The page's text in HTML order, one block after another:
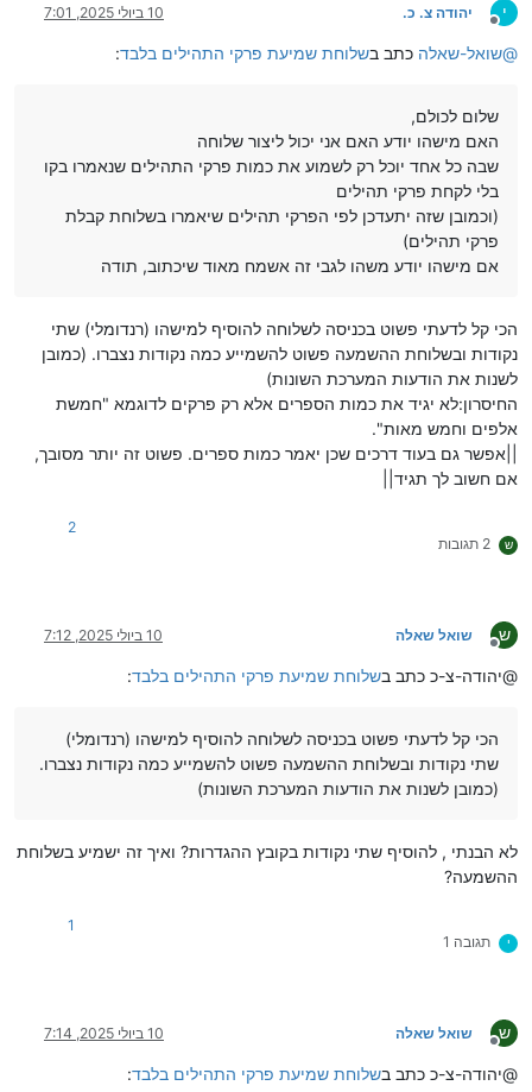
י
מנותק
יהודה צ. כ. 10 ביולי 2025, 7:01
@שואל-שאלה כתב בשלוחת שמיעת פרקי התהילים בלבד:
שלום לכולם,
האם מישהו יודע האם אני יכול ליצור שלוחה
שבה כל אחד יוכל רק לשמוע את כמות פרקי התהילים שנאמרו בקו
בלי לקחת פרקי תהילים
(וכמובן שזה יתעדכן לפי הפרקי תהילים שיאמרו בשלוחת קבלת
פרקי תהילים)
אם מישהו יודע משהו לגבי זה אשמח מאוד שיכתוב, תודה
הכי קל לדעתי פשוט בכניסה לשלוחה להוסיף למישהו (רנדומלי) שתי
נקודות ובשלוחת ההשמעה פשוט להשמייע כמה נקודות נצברו. (כמובן
לשנות את הודעות המערכת השונות)
החיסרון:לא יגיד את כמות הספרים אלא רק פרקים לדוגמא "חמשת
אלפים וחמש מאות".
||אפשר גם בעוד דרכים שכן יאמר כמות ספרים. פשוט זה יותר מסובך,
אם חשוב לך תגיד||
ש 2 תגובות
2
ש
מנותק
שואל שאלה 10 ביולי 2025, 7:12
@יהודה-צ-כ כתב בשלוחת שמיעת פרקי התהילים בלבד:
הכי קל לדעתי פשוט בכניסה לשלוחה להוסיף למישהו (רנדומלי)
שתי נקודות ובשלוחת ההשמעה פשוט להשמייע כמה נקודות נצברו.
(כמובן לשנות את הודעות המערכת השונות)
לא הבנתי , להוסיף שתי נקודות בקובץ ההגדרות? ואיך זה ישמיע בשלוחת
ההשמעה?
י תגובה 1
1
ש
מנותק
שואל שאלה 10 ביולי 2025, 7:14
@יהודה-צ-כ כתב בשלוחת שמיעת פרקי התהילים בלבד: